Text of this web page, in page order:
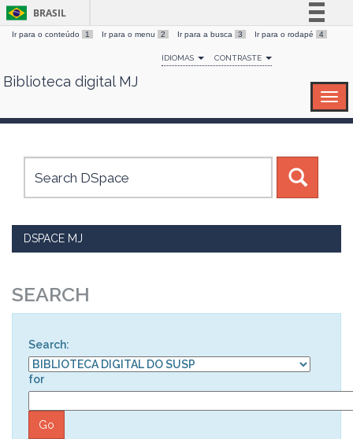
Skip
BRASIL
Simplifique!
Comunica BR
Canais
Ir para o conteúdo 1 Ir para o menu 2 Ir para a busca 3 Ir para o rodapé 4
IDIOMAS CONTRASTE
Biblioteca digital MJ
DSPACE MJ
SEARCH
Search:
for